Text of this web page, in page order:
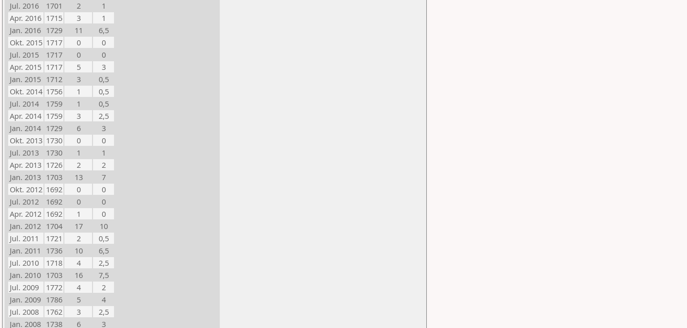
Jul. 2016
1701 2
1
Apr. 2016 1715 3
1
Jan. 2016 1729 11
6,5
Okt. 2015 1717 0
0
Jul. 2015
1717 0
0
Apr. 2015 1717 5
3
Jan. 2015 1712 3
0,5
Okt. 2014 1756 1
0,5
Jul. 2014
1759 1
0,5
Apr. 2014 1759 3
2,5
Jan. 2014 1729 6
3
Okt. 2013 1730 0
0
Jul. 2013
1730 1
1
Apr. 2013 1726 2
2
Jan. 2013 1703 13
7
Okt. 2012 1692 0
0
Jul. 2012
1692 0
0
Apr. 2012 1692 1
0
Jan. 2012 1704 17
10
Jul. 2011
1721 2
0,5
Jan. 2011
1736 10
6,5
Jul. 2010
1718 4
2,5
Jan. 2010 1703 16
7,5
Jul. 2009
1772 4
2
Jan. 2009 1786 5
4
Jul. 2008
1762 3
2,5
Jan. 2008 1738 6 3